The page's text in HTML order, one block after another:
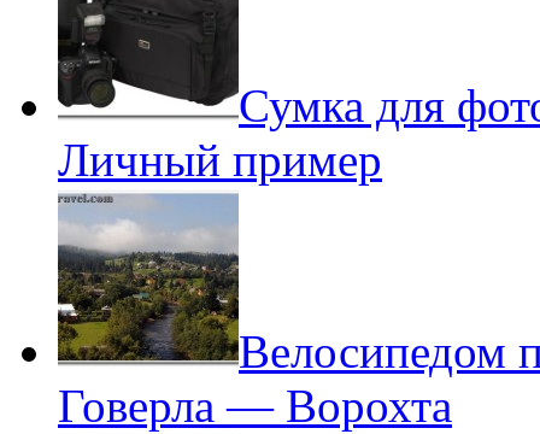
Сумка для
Личный пример
Велосипедом
Говерла — Ворохта